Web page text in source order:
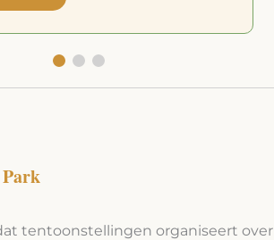
tentoonstellingen organiseert over